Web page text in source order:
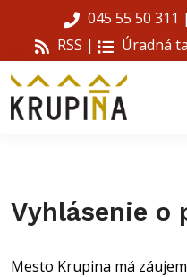
045 55 50 311 |
RSS |
Úradná
Vyhlásenie o
Mesto Krupina má